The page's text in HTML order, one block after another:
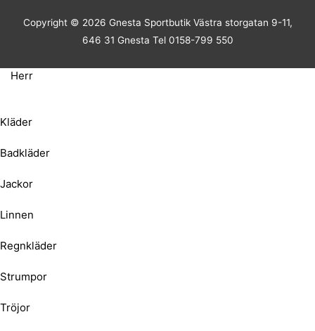
Copyright © 2026 Gnesta SportbutikVästra storgatan 9-11,
646 31 Gnesta Tel 0158-799 550
Herr
Kläder
Badkläder
Jackor
Linnen
Regnkläder
Strumpor
Tröjor